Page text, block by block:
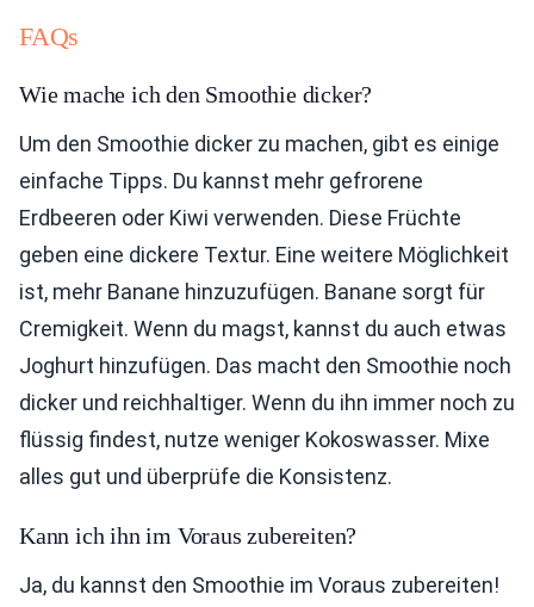
FAQs
Wie mache ich den Smoothie dicker?
Um den Smoothie dicker zu machen, gibt es einige
einfache Tipps. Du kannst mehr gefrorene
Erdbeeren oder Kiwi verwenden. Diese Früchte
geben eine dickere Textur. Eine weitere Möglichkeit
ist, mehr Banane hinzuzufügen. Banane sorgt für
Cremigkeit. Wenn du magst, kannst du auch etwas
Joghurt hinzufügen. Das macht den Smoothie noch
dicker und reichhaltiger. Wenn du ihn immer noch zu
flüssig findest, nutze weniger Kokoswasser. Mixe
alles gut und überprüfe die Konsistenz.
Kann ich ihn im Voraus zubereiten?
Ja, du kannst den Smoothie im Voraus zubereiten!